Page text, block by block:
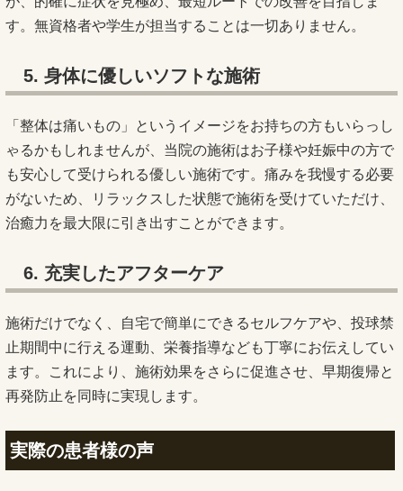
す。無資格者や学生が担当することは一切ありません。
5. 身体に優しいソフトな施術
「整体は痛いもの」というイメージをお持ちの方もいらっし
ゃるかもしれませんが、当院の施術はお子様や妊娠中の方で
も安心して受けられる優しい施術です。痛みを我慢する必要
がないため、リラックスした状態で施術を受けていただけ、
治癒力を最大限に引き出すことができます。
6. 充実したアフターケア
施術だけでなく、自宅で簡単にできるセルフケアや、投球禁
止期間中に行える運動、栄養指導なども丁寧にお伝えしてい
ます。これにより、施術効果をさらに促進させ、早期復帰と
再発防止を同時に実現します。
実際の患者様の声